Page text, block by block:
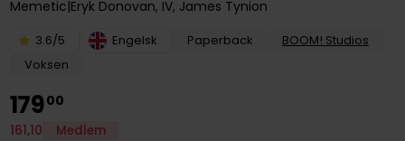
Memetic Eryk Donovan, IV, James Tynion
3.6/5 Engelsk Paperback
BOOM! Studios
Voksen
17900
161,10 Medlem